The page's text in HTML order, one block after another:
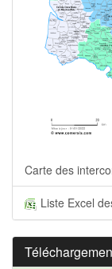
Carte des
Liste Excel